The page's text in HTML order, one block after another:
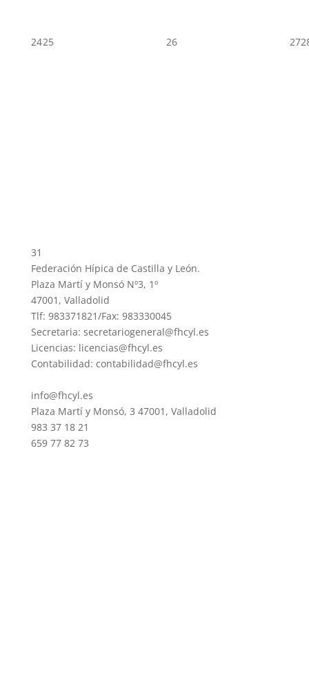
2425 26 27
31
Federación Hípica de Castilla y León.
Plaza Martí y Monsó Nº3, 1º
47001, Valladolid
Tlf: 983371821/Fax: 983330045
Secretaria: secretariogeneral@fhcyl.es
Licencias: licencias@fhcyl.es
Contabilidad: contabilidad@fhcyl.es
info@fhcyl.es
Plaza Martí y Monsó, 3 47001, Valladolid
983 37 18 21
659 77 82 73